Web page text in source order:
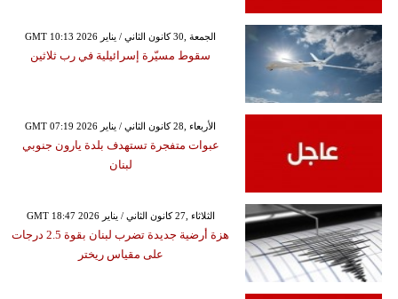
GMT 10:13 2026 الجمعة ,30 كانون الثاني / يناير
سقوط مسيّرة إسرائيلية في رب ثلاثين
GMT 07:19 2026 الأربعاء ,28 كانون الثاني / يناير
عبوات متفجرة تستهدف بلدة يارون جنوبي
لبنان
GMT 18:47 2026 الثلاثاء ,27 كانون الثاني / يناير
هزة أرضية جديدة تضرب لبنان بقوة 2.5 درجات
على مقياس ريختر